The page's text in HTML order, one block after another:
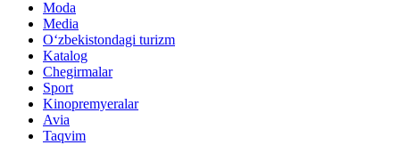
Moda
Media
O‘zbekistondagi turizm
Katalog
Chegirmalar
Sport
Kinopremyeralar
Avia
Taqvim